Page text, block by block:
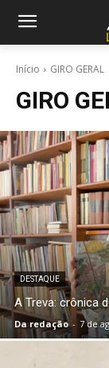
Início GIRO GERAL
GIRO
DESTAQUE
A Treva: crônica
Da redação - 7 de